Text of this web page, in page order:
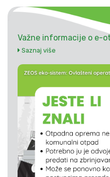
Važne informacije o e-
Saznaj više